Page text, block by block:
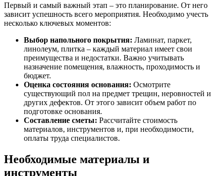
Первый и самый важный этап – это планирование. От него
зависит успешность всего мероприятия. Необходимо учесть
несколько ключевых моментов:
Выбор напольного покрытия: Ламинат, паркет,
линолеум, плитка – каждый материал имеет свои
преимущества и недостатки. Важно учитывать
назначение помещения, влажность, проходимость и
бюджет.
Оценка состояния основания: Осмотрите
существующий пол на предмет трещин, неровностей и
других дефектов. От этого зависит объем работ по
подготовке основания.
Составление сметы: Рассчитайте стоимость
материалов, инструментов и, при необходимости,
оплаты труда специалистов.
Необходимые материалы и
инструменты